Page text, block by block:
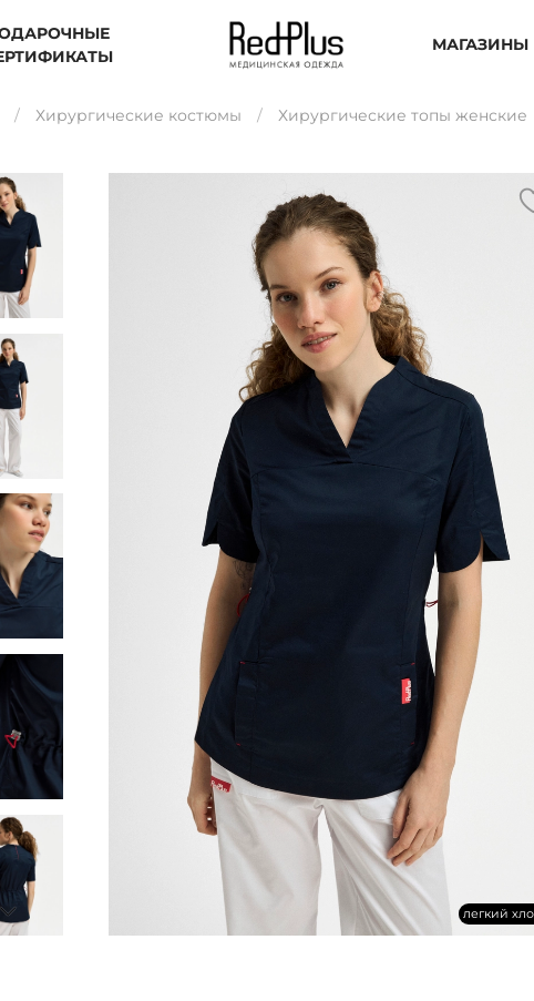
МАГАЗИНЫ
Хирургические костюмы Хирургические топы женские
легкий